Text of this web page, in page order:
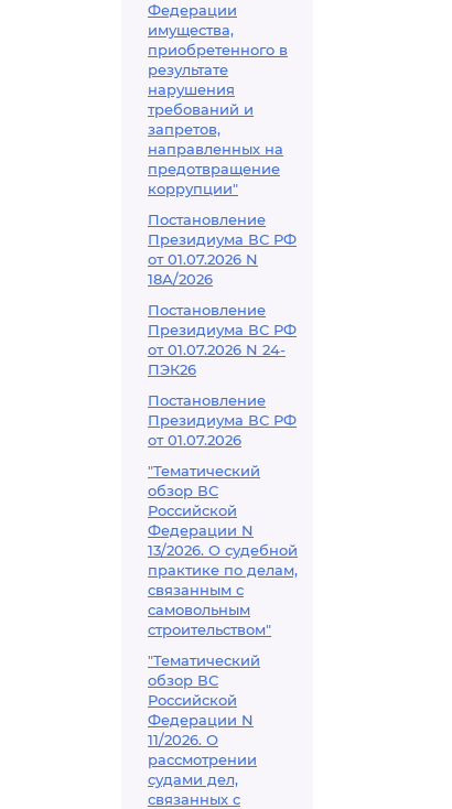
Федерации
имущества,
приобретенного в
результате
нарушения
требований и
запретов,
направленных на
предотвращение
коррупции"
Постановление
Президиума ВС РФ
от 01.07.2026 N
18А/2026
Постановление
Президиума ВС РФ
от 01.07.2026 N 24-
ПЭК26
Постановление
Президиума ВС РФ
от 01.07.2026
"Тематический
обзор ВС
Российской
Федерации N
13/2026. О судебной
практике по делам,
связанным с
самовольным
строительством"
"Тематический
обзор ВС
Российской
Федерации N
11/2026. О
рассмотрении
судами дел,
связанных с